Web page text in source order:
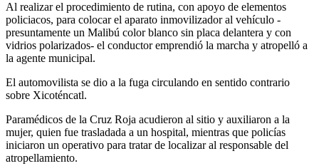
Al realizar el procedimiento de rutina, con apoyo de elementos
policiacos, para colocar el aparato inmovilizador al vehículo -
presuntamente un Malibú color blanco sin placa delantera y con
vidrios polarizados- el conductor emprendió la marcha y atropelló a
la agente municipal.
El automovilista se dio a la fuga circulando en sentido contrario
sobre Xicoténcatl.
Paramédicos de la Cruz Roja acudieron al sitio y auxiliaron a la
mujer, quien fue trasladada a un hospital, mientras que policías
iniciaron un operativo para tratar de localizar al responsable del
atropellamiento.